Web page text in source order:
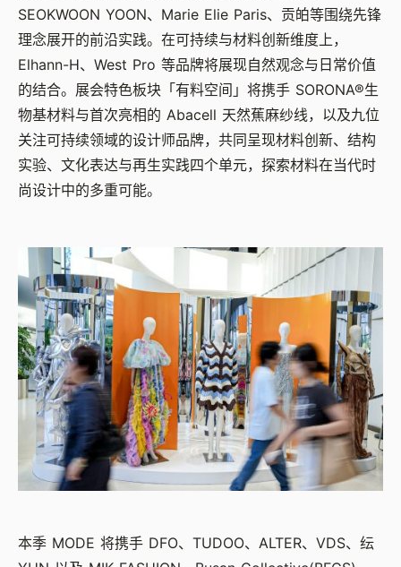
SEOKWOON YOON、 Marie Elie Paris、贡㿟等围绕先锋
理念展开的前沿实践。在可持续与材料创新维度上，
Elhann-H、 West Pro 等品牌将展现自然观念与日常价值
的结合。展会特色板块「有料空间」将携手 SORONA®生
物基材料与首次亮相的 Abacell 天然蕉麻纱线，以及九位
关注可持续领域的设计师品牌，共同呈现材料创新、结构
实验、文化表达与再生实践四个单元，探索材料在当代时
尚设计中的多重可能。
本季 MODE 将携手 DFO、 TUDOO、 ALTER、 VDS、纭